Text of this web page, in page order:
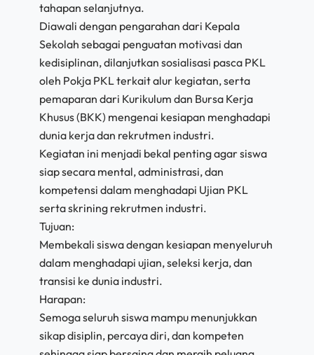
tahapan selanjutnya.
Diawali dengan pengarahan dari Kepala
Sekolah sebagai penguatan motivasi dan
kedisiplinan, dilanjutkan sosialisasi pasca PKL
oleh Pokja PKL terkait alur kegiatan, serta
pemaparan dari Kurikulum dan Bursa Kerja
Khusus (BKK) mengenai kesiapan menghadapi
dunia kerja dan rekrutmen industri.
Kegiatan ini menjadi bekal penting agar siswa
siap secara mental, administrasi, dan
kompetensi dalam menghadapi Ujian PKL
serta skrining rekrutmen industri.
Tujuan:
Membekali siswa dengan kesiapan menyeluruh
dalam menghadapi ujian, seleksi kerja, dan
transisi ke dunia industri.
Harapan:
Semoga seluruh siswa mampu menunjukkan
sikap disiplin, percaya diri, dan kompeten